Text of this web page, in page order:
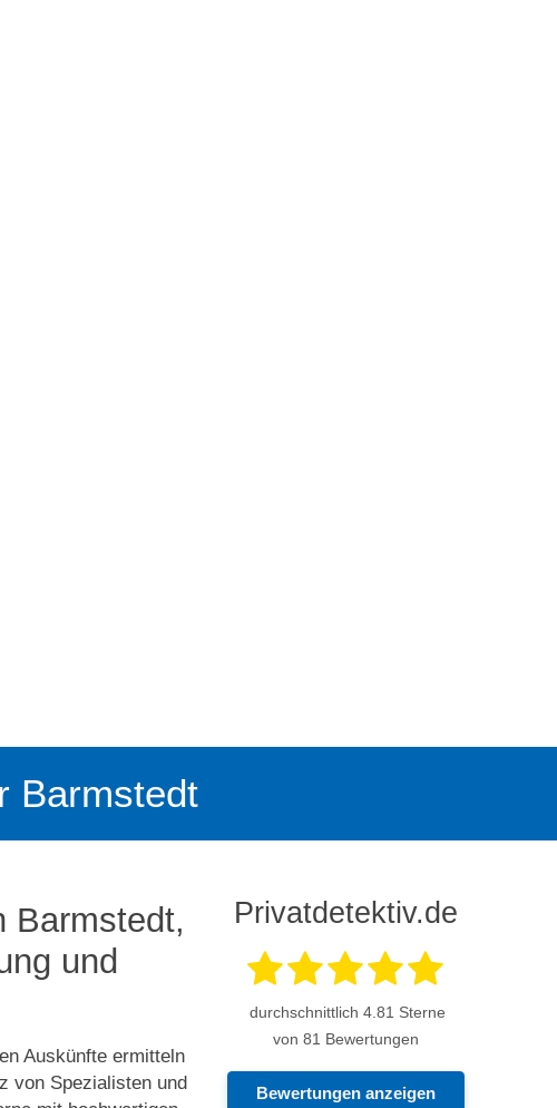
Barmstedt
Barmstedt,
und
Auskünfte ermitteln
von Spezialisten und
Privatdetektiv.de
durchschnittlich4.81 Sterne
von 81 Bewertungen
Bewertungen anzeigen